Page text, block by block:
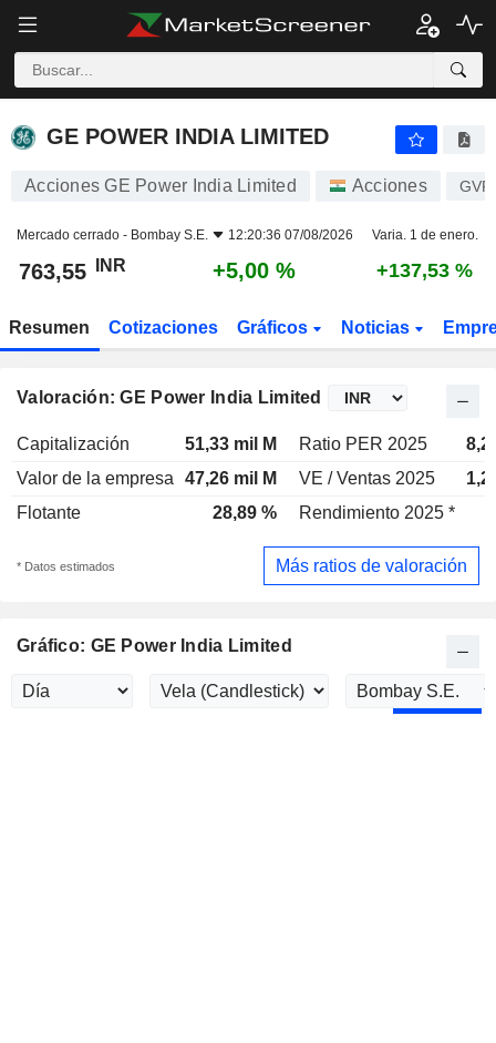
GE POWER INDIA LIMITED
GE POWER INDIA LIMITED
Acciones GE Power India Limited Acciones
Mercado cerrado - Bombay S.E. 12:20:36 07/08/2026 Varia. 1 de enero.
763,55 INR +5,00 % +137,53 %
Resumen Cotizaciones Gráficos Noticias
Valoración: GE Power India Limited
Capitalización 51,33 mil M Ratio PER 2025
Valor de la empresa
47,26 mil M VE / Ventas 2025
Flotante
28,89 % Rendimiento 2025 *
* Datos estimados Más ratios de valoración
Gráfico: GE Power India Limited